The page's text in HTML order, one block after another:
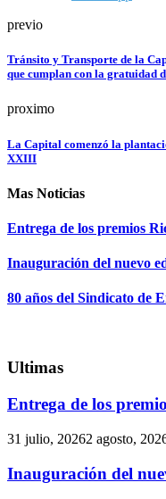
previo
Tránsito y Transporte de la
que cumplan con la gratuidad
proximo
La Capital comenzó la
XXIII
Mas Noticias
Entrega de los premios
Inauguración del nuevo
80 años del Sindicato de
Ultimas
Entrega de los
31 julio, 20262 agosto,
Inauguración del